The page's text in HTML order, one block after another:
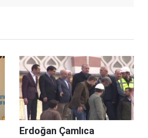
Erdoğan Çamlıca